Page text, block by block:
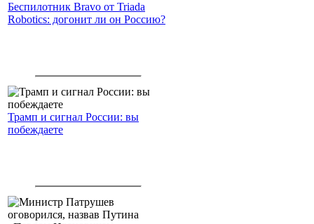
Беспилотник Bravo от Triada
Robotics: догонит ли он Россию?
Трамп и сигнал России: вы
побеждаете